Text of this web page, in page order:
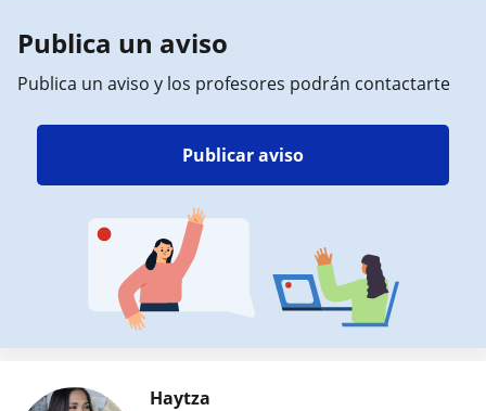
Publica un aviso
Publica un aviso y los profesores podrán contactarte
Publicar aviso
Haytza